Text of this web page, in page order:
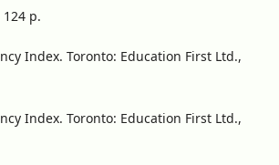
124 p.
Index. Toronto: Education First Ltd.,
Index. Toronto: Education First Ltd.,